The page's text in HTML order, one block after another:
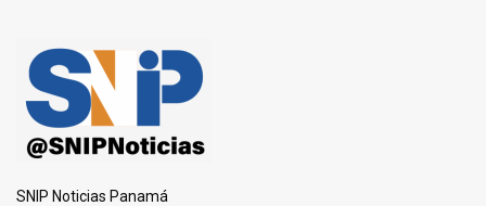
SNIP Noticias Panamá